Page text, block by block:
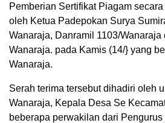
Pemberian Sertifikat Piagam
oleh Ketua Padepokan Surya
Wanaraja, Danramil 1103/
Wanaraja. pada Kamis (14/} yang
Wanaraja.
Serah terima tersebut dihadiri oleh
Wanaraja, Kepala Desa Se
beberapa perwakilan dari